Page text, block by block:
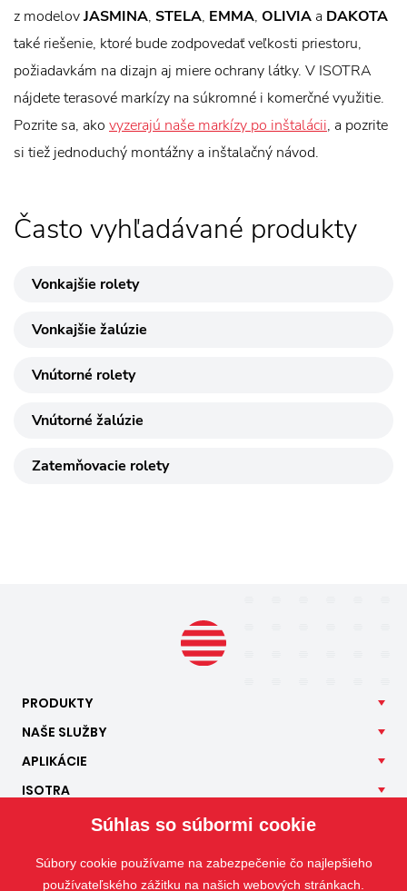
z modelovJASMINA, STELA, EMMA, OLIVIA a DAKOTA
také riešenie, ktoré bude zodpovedať veľkosti priestoru,
požiadavkám na dizajn aj miere ochrany látky. V ISOTRA
nájdete terasové markízy na súkromné i komerčné využitie.
Pozrite sa, ako vyzerajú naše markízy po inštalácii, a pozrite
si tiež jednoduchý montážny a inštalačný návod.
Často vyhľadávané produkty
Vonkajšie rolety
Vonkajšie žalúzie
Vnútorné rolety
Vnútorné žalúzie
Zatemňovacie rolety
PRODUKTY
NAŠE SLUŽBY
APLIKÁCIE
ISOTRA
Súhlas so súbormi cookie
Súbory cookie používame na zabezpečenie čo najlepšieho
používateľského zážitku na našich webových stránkach.